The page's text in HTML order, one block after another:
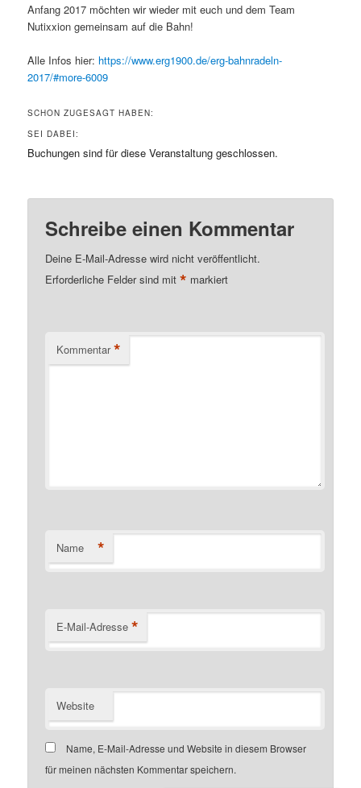
Anfang 2017 möchten wir wieder mit euch und dem Team
Nutixxion gemeinsam auf die Bahn!
Alle Infos hier: https://www.erg1900.de/erg-bahnradeln-
2017/#more-6009
SCHON ZUGESAGT HABEN:
SEI DABEI:
Buchungen sind für diese Veranstaltung geschlossen.
Schreibe einen Kommentar
Deine E-Mail-Adresse wird nicht veröffentlicht.
Erforderliche Felder sind mit* markiert
Kommentar *
Name *
E-Mail-Adresse *
Website
Name, E-Mail-Adresse und Website in diesem Browser
für meinen nächsten Kommentar speichern.